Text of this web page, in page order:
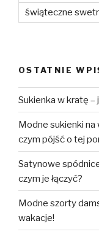
świąteczne
OSTATNIE
Sukienka w kratę –
Modne sukienki na
czym pójść o tej
Satynowe
czym je łączyć?
Modne szorty
wakacje!